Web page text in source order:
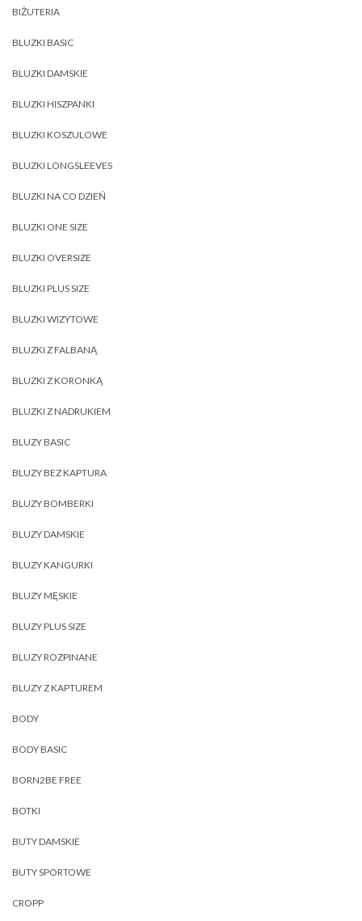
BIŻUTERIA
BLUZKI BASIC
BLUZKI DAMSKIE
BLUZKI HISZPANKI
BLUZKI KOSZULOWE
BLUZKI LONGSLEEVES
BLUZKI NA CO DZIEŃ
BLUZKI ONE SIZE
BLUZKI OVERSIZE
BLUZKI PLUS SIZE
BLUZKI WIZYTOWE
BLUZKI Z FALBANĄ
BLUZKI Z KORONKĄ
BLUZKI Z NADRUKIEM
BLUZY BASIC
BLUZY BEZ KAPTURA
BLUZY BOMBERKI
BLUZY DAMSKIE
BLUZY KANGURKI
BLUZY MĘSKIE
BLUZY PLUS SIZE
BLUZY ROZPINANE
BLUZY Z KAPTUREM
BODY
BODY BASIC
BORN2BE FREE
BOTKI
BUTY DAMSKIE
BUTY SPORTOWE
CROPP